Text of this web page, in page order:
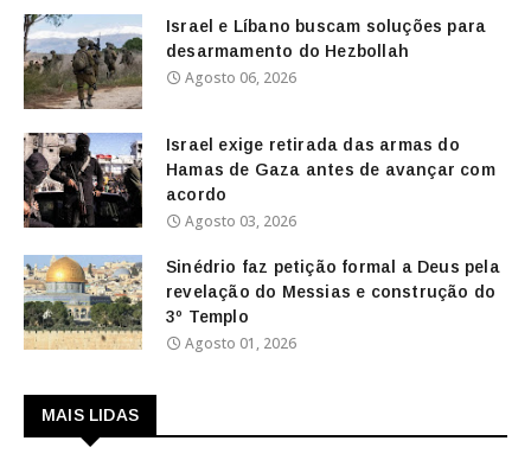
Israel e Líbano buscam soluções para
desarmamento do Hezbollah
Agosto 06, 2026
Israel exige retirada das armas do
Hamas de Gaza antes de avançar com
acordo
Agosto 03, 2026
Sinédrio faz petição formal a Deus pela
revelação do Messias e construção do
3º Templo
Agosto 01, 2026
MAIS LIDAS